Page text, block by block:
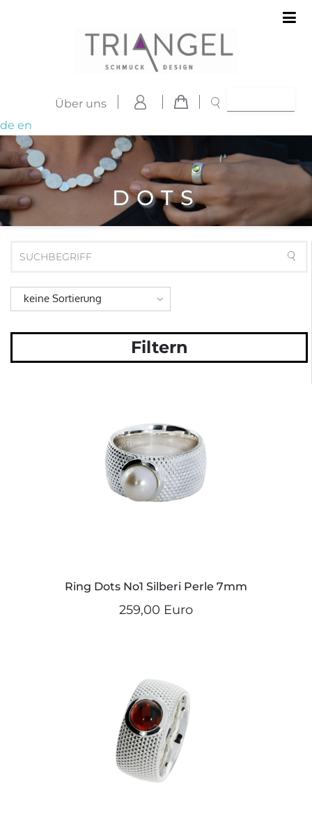
Über uns
de en
DOTS
keine Sortierung
Filtern
Ring Dots No1 Silberi Perle 7mm
259,00 Euro